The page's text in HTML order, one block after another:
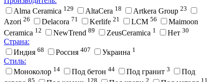
Alma Ceramica 129 AltaCera 18 Artkera Group 23
Azori 26 Delacora 71 Kerlife 21 LCM 56
Maimoon
Ceramica 12 NewTrend 89 ZeusCeramica 1 Нет 30
Страна:
Индия 68 Россия 407 Украина 1
Стиль:
Моноколор 14 Под бетон 44 Под гранит 3
Под
85 128 2 11